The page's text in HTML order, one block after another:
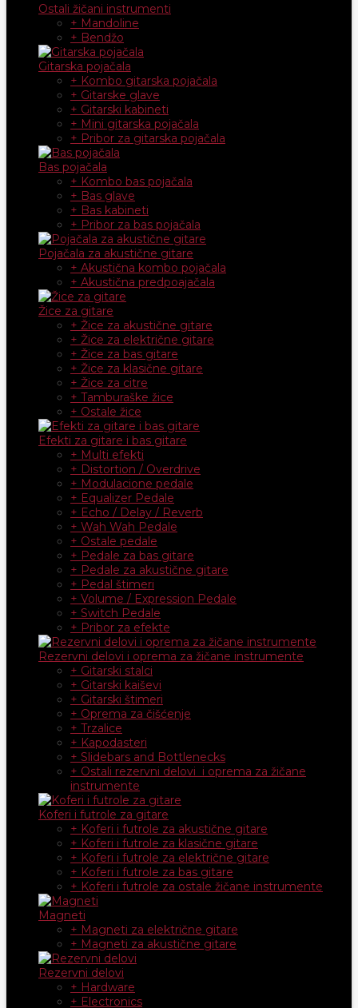
Ostali žičani instrumenti
+ Mandoline
+ Bendžo
Gitarska pojačala
+ Kombo gitarska pojačala
+ Gitarske glave
+ Gitarski kabineti
+ Mini gitarska pojačala
+ Pribor za gitarska pojačala
Bas pojačala
+ Kombo bas pojačala
+ Bas glave
+ Bas kabineti
+ Pribor za bas pojačala
Pojačala za akustične gitare
+ Akustična kombo pojačala
+ Akustična predpoajačala
Žice za gitare
+ Žice za akustične gitare
+ Žice za električne gitare
+ Žice za bas gitare
+ Žice za klasične gitare
+ Žice za citre
+ Tamburaške žice
+ Ostale žice
Efekti za gitare i bas gitare
+ Multi efekti
+ Distortion / Overdrive
+ Modulacione pedale
+ Equalizer Pedale
+ Echo / Delay / Reverb
+ Wah Wah Pedale
+ Ostale pedale
+ Pedale za bas gitare
+ Pedale za akustične gitare
+ Pedal štimeri
+ Volume / Expression Pedale
+ Switch Pedale
+ Pribor za efekte
Rezervni delovi i oprema za žičane instrumente
+ Gitarski stalci
+ Gitarski kaiševi
+ Gitarski štimeri
+ Oprema za čišćenje
+ Trzalice
+ Kapodasteri
+ Slidebars and Bottlenecks
+ Ostali rezervni delovi i oprema za žičane
instrumente
Koferi i futrole za gitare
+ Koferi i futrole za akustične gitare
+ Koferi i futrole za klasične gitare
+ Koferi i futrole za električne gitare
+ Koferi i futrole za bas gitare
+ Koferi i futrole za ostale žičane instrumente
Magneti
+ Magneti za električne gitare
+ Magneti za akustične gitare
Rezervni delovi
+ Hardware
+ Electronics